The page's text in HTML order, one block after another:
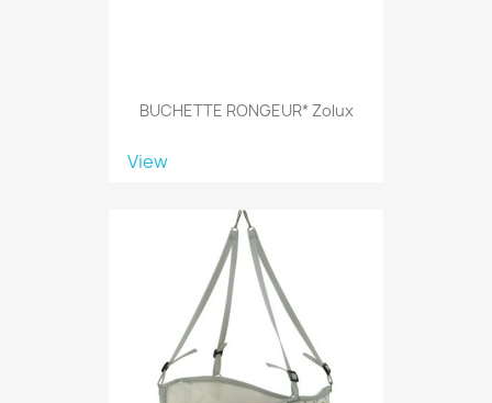
BUCHETTE RONGEUR* Zolux
View